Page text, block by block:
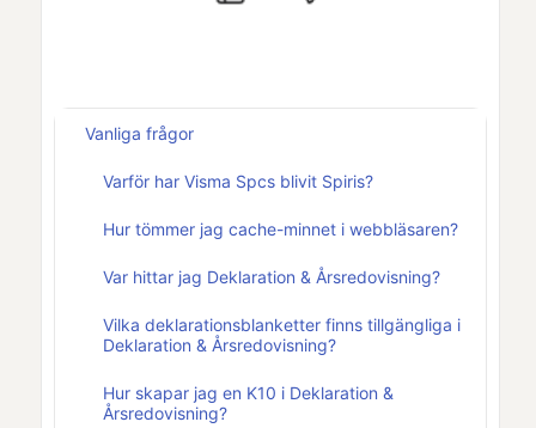
Vanliga frågor
Varför har Visma Spcs blivit Spiris?
Hur tömmer jag cache-minnet i webbläsaren?
Var hittar jag Deklaration & Årsredovisning?
Vilka deklarationsblanketter finns tillgängliga i
Deklaration & Årsredovisning?
Hur skapar jag en K10 i Deklaration &
Årsredovisning?